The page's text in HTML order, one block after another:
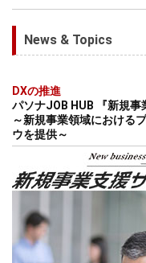
News & Topics
DXの推進
パソナJOB HUB 『新規
～新規事業領域における
ウを提供～